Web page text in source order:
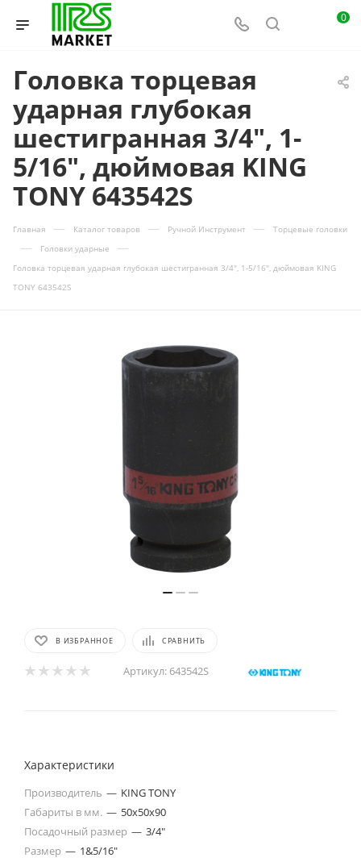
0
Головка торцевая
ударная глубокая
шестигранная 3/4", 1-
5/16", дюймовая KING
TONY 643542S
Главная — Каталог товаров — Ручной Инструмент — Торцевые головки
— Головки ударные —
Головка торцевая ударная глубокая шестигранная 3/4", 1-5/16", дюймовая KING
TONY 643542S
В ИЗБРАННОЕ СРАВНИТЬ
Артикул: 643542S
Характеристики
Производитель — KING TONY
Габариты в мм. — 50х50х90
Посадочный размер — 3/4"
Размер — 1&5/16"